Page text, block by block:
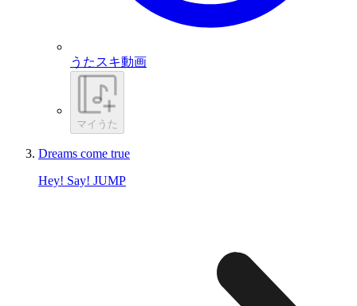
うたスキ動画
マイうた
Dreams come true
Hey! Say! JUMP